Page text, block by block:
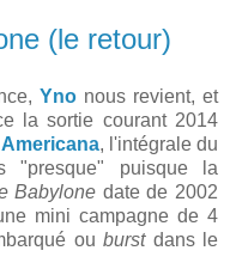
(le retour)
Ynonous revient, et
la sortie courant 2014
Americana, l'intégrale du
"presque" puisque la
Babylone date de 2002
mini campagne de 4
ouburstdans le